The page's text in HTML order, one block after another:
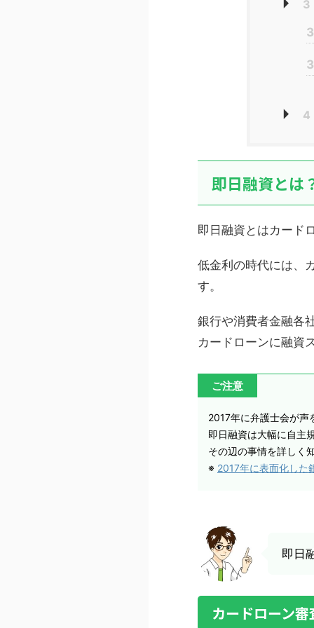
3
4
即日融資とは
即日融資とはカード
低金利の時代には、
す。
銀行や消費者金融各社
カードローンに融資
ご注意
2017年に弁護士会が声
即日融資は大幅に自主
その辺の事情を詳しく
※ 2017年に表面化した
即日
カードローン